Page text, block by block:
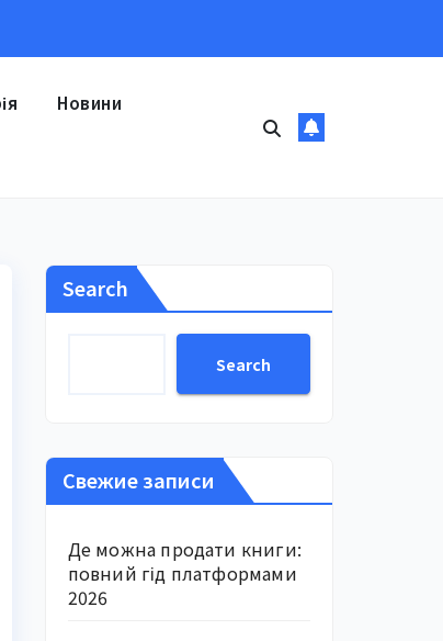
Новини
Search
Search
Свежие записи
Де можна продати книги:
повний гід платформами
2026